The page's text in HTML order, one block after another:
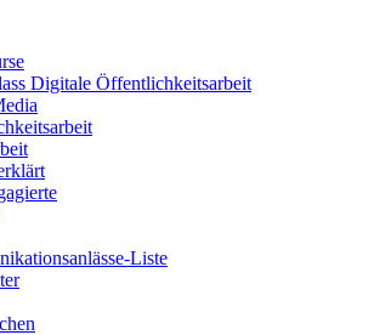
Digitale Öffentlichkeitsarbeit
Liste